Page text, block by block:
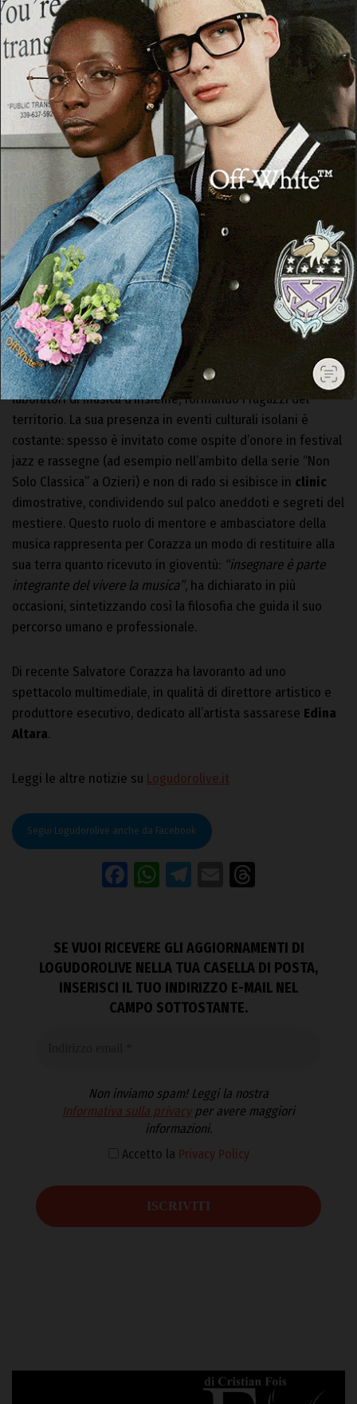
iniziative innovative. In Umbria, dove ha vissuto per un
periodo durante gli anni 2000, è stato ideatore e
insegnante di corsi di formazione professionale come
“Musicainpratica”(in collaborazione con il compositore
americanoDick Halligandei Blood, Sweat & Tears) e
“Ritmosinfonico”
(col M° Maurizio Abeni) rivolti a giovani
talenti locali. Inoltre, dal 2003 al 2011 Corazza ha ricoperto il
ruolo di
produttore esecutivodella rassegnaMusica per i
Borghi , un festival musicale estivo che animava borghi e
città umbre con concerti di qualità. Sotto la sua direzione, la
manifestazione ha ospitato artisti italiani e internazionali,
diventando un appuntamento apprezzato sia dal pubblico
che dagli addetti ai lavori.
Tornato stabilmente in Sardegna, Corazza non ha esitato a
mettere la sua esperienza a disposizione della comunità
locale. Collabora con laScuola Sovracomunale di Musica
“Monte Acuto”di Ozieri, dove tiene masterclass e
laboratori di musica d’insieme, formando i ragazzi del
territorio. La sua presenza in eventi culturali isolani è
costante: spesso è invitato come ospite d’onore in festival
jazz e rassegne (ad esempio nell’ambito della serie “Non
Solo Classica” a Ozieri) e non di rado si esibisce in clinic
dimostrative, condividendo sul palco aneddoti e segreti del
mestiere. Questo ruolo di mentore e ambasciatore della
musica rappresenta per Corazza un modo di restituire alla
sua terra quanto ricevuto in gioventù: “insegnare è parte
integrante del vivere la musica”, ha dichiarato in più
occasioni, sintetizzando così la filosofia che guida il suo
percorso umano e professionale.
Di recente Salvatore Corazza ha lavoranto ad uno
spettacolo multimediale, in qualità di direttore artistico e
produttore esecutivo, dedicato all’artista sassarese Edina
Altara.
Leggi le altre notizie su Logudorolive.it
Segui Logudorolive anche da Facebook
Facebook
WhatsApp
Telegram
Email
SE VUOI RICEVERE GLI AGGIORNAMENTI DI
LOGUDOROLIVE NELLA TUA CASELLA DI POSTA,
INSERISCI IL TUO INDIRIZZO E-MAIL NEL
CAMPO SOTTOSTANTE.
Non inviamo spam! Leggi la nostra
Informativa sulla privacyper avere maggiori
informazioni.
Accetto la Privacy Policy